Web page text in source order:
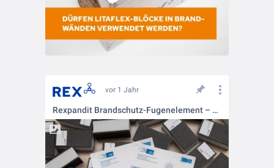
vor 1 Jahr
Rexpandit Brandschutz-Fugenelement – Europäische Technische Bewertung (ETA) ab sofort verfügbar!